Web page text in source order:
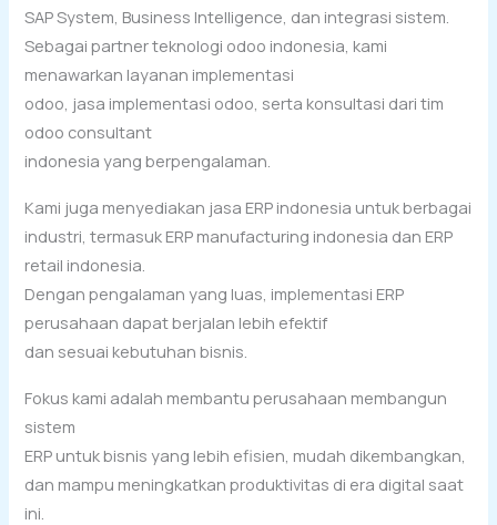
SAP System, Business Intelligence, dan integrasi sistem.
Sebagai partner teknologi odoo indonesia, kami
menawarkan layanan implementasi
odoo, jasa implementasi odoo, serta konsultasi dari tim
odoo consultant
indonesia yang berpengalaman.
Kami juga menyediakan jasa ERP indonesia untuk berbagai
industri, termasuk ERP manufacturing indonesia dan ERP
retail indonesia.
Dengan pengalaman yang luas, implementasi ERP
perusahaan dapat berjalan lebih efektif
dan sesuai kebutuhan bisnis.
Fokus kami adalah membantu perusahaan membangun
sistem
ERP untuk bisnis yang lebih efisien, mudah dikembangkan,
dan mampu meningkatkan produktivitas di era digital saat
ini.